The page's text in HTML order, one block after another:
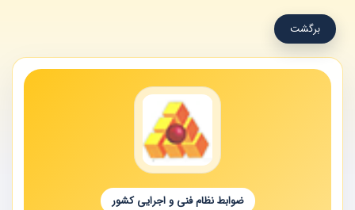
برگشت
ضوابط نظام فنی و اجرایی کشور